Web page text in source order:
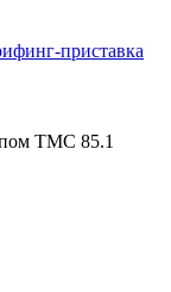
приставка
TMC 85.1